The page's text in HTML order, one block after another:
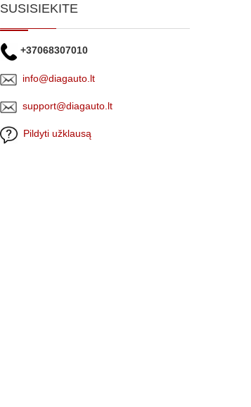
SUSISIEKITE
+37068307010
info@diagauto.lt
support@diagauto.lt
Pildyti užklausą